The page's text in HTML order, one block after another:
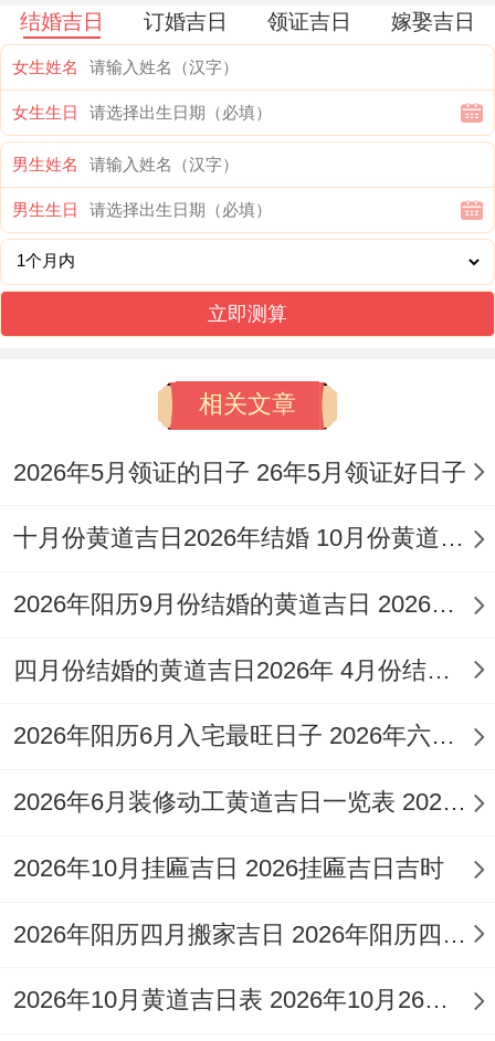
彭祖百忌:辛不合酱 亥不嫁娶；
相冲:猪日冲（乙巳）蛇 今日胎神：厨灶床
外东北；
喜神：西南 福神：西北 财神:正东 阳贵神：
东北 阴贵神：正南；
今日所宜:旅行 出游 出行、开业 开幕 开
市、交易、立券、安机械、出火、上梁、搬
今日所忌：结婚 嫁娶、安葬、动土、造桥；
今日卦象:需结合具体时辰推算。
武、属黑道日。且日支冲蛇，属蛇之人应避
开此日...若选用，务必精选吉时并确保业主
此日虽为勾陈值世 但所宜事项众多，涵盖开
业、需综合研究！
五行：桑柘木 十二神：执执位 值神:勾陈
结婚吉日 订婚吉日 领证吉日 嫁娶吉日
女生姓名
女生生日
男生姓名
男生生日
立即测算
相关文章
2026年5月领证的日子 26年5月领证好日子
十月份黄道吉日2026年结婚 10月份黄道吉日2026年结婚
2026年阳历9月份结婚的黄道吉日 2026年阳历9月2号阴历是多少
四月份结婚的黄道吉日2026年 4月份结婚的黄道吉日查询2026年
2026年阳历6月入宅最旺日子 2026年六月入宅最吉利的日子
2026年6月装修动工黄道吉日一览表 2026年6月26适合装修吗
2026年10月挂匾吉日 2026挂匾吉日吉时
2026年阳历四月搬家吉日 2026年阳历四月出生的马宝宝命运如何
2026年10月黄道吉日表 2026年10月26号黄历